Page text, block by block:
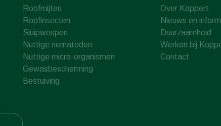
Roofmijten
Roofinsecten
Sluipwespen
Nuttige nematoden
Nuttige micro-organismen
Gewasbescherming
Bestuiving
Over Koppert
Nieuws en
Duurzaamheid
Werken bij
Contact